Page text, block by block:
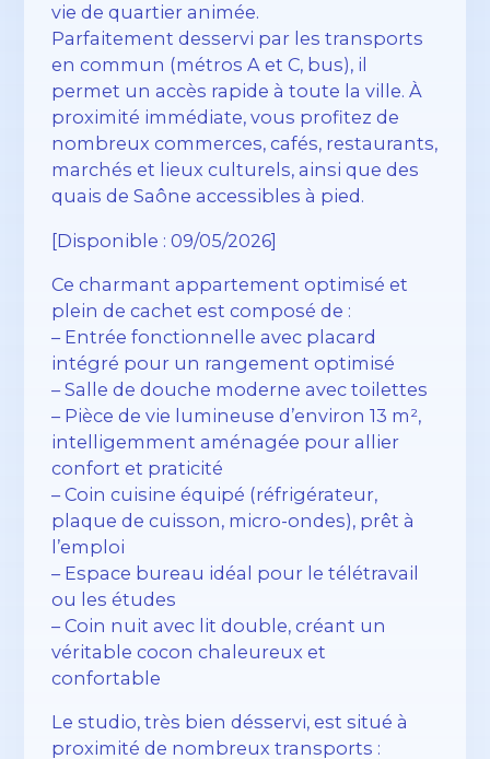
vie de quartier animée.
Parfaitement desservi par les transports
en commun (métros A et C, bus), il
permet un accès rapide à toute la ville. À
proximité immédiate, vous profitez de
nombreux commerces, cafés, restaurants,
marchés et lieux culturels, ainsi que des
quais de Saône accessibles à pied.
[Disponible : 09/05/2026]
Ce charmant appartement optimisé et
plein de cachet est composé de :
– Entrée fonctionnelle avec placard
intégré pour un rangement optimisé
– Salle de douche moderne avec toilettes
– Pièce de vie lumineuse d’environ 13 m²,
intelligemment aménagée pour allier
confort et praticité
– Coin cuisine équipé (réfrigérateur,
plaque de cuisson, micro-ondes), prêt à
l’emploi
– Espace bureau idéal pour le télétravail
ou les études
– Coin nuit avec lit double, créant un
véritable cocon chaleureux et
confortable
Le studio, très bien désservi, est situé à
proximité de nombreux transports :